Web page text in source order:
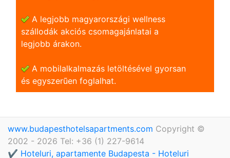
A legjobb magyarországi wellness
szállodák akciós csomagajánlatai a
legjobb árakon.
A mobilalkalmazás letöltésével gyorsan
és egyszerũen foglalhat.
www.budapesthotelsapartments.com Copyright ©
2002 - 2026 Tel: +36 (1) 227-9614
✔️ Hoteluri, apartamente Budapesta - Hoteluri